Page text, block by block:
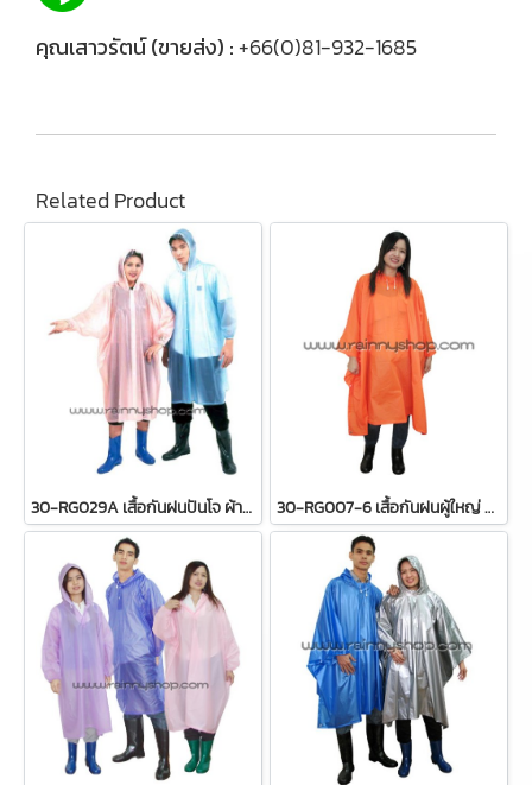
คุณเสาวรัตน์ (ขายส่ง) : +66(0)81-932-1685
Related Product
30-RG029A เสื้อกันฝนปันโจ ผ้าสีหวาน แขนจั๊ม ผ่าหน้า 029A 30-RG007-6 เสื้อกันฝนผู้ใหญ่ ส้มจราจร แบบค้างคาว